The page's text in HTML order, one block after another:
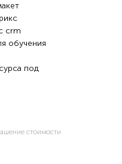
crm
обучения
под
стоимости